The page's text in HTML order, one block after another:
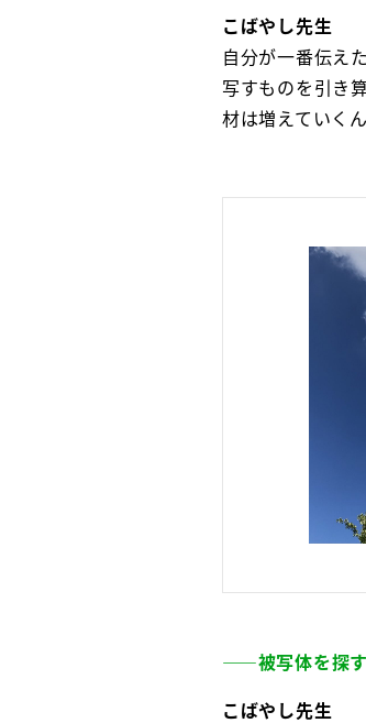
こばやし先生
自分が一番伝え
写すものを引き
材は増えていくん
――被写体を探す
こばやし先生